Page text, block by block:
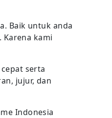
Baik untuk anda
kami
serta
jujur, dan
Indonesia